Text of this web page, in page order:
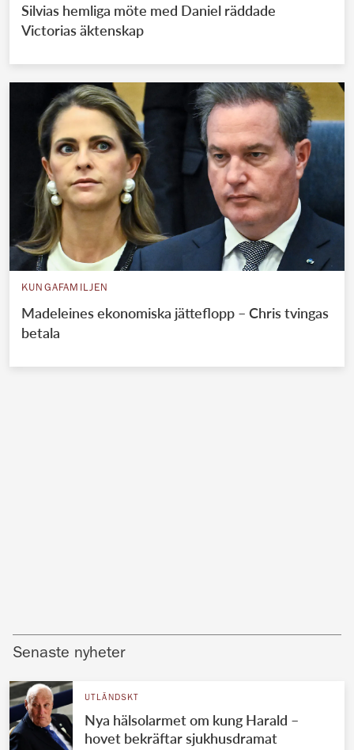
Silvias hemliga möte med Daniel räddade
Victorias äktenskap
KUNGAFAMILJEN
Madeleines ekonomiska jätteflopp – Chris tvingas
betala
Senaste nyheter
UTLÄNDSKT
Nya hälsolarmet om kung Harald –
hovet bekräftar sjukhusdramat